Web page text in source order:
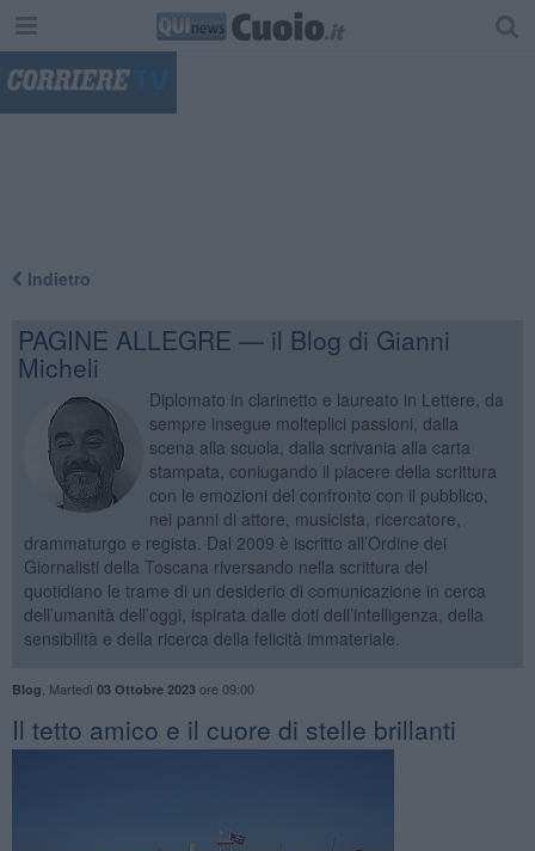
Indietro
PAGINE ALLEGRE — il Blog di Gianni
Micheli
Diplomato in clarinetto e laureato in Lettere, da
sempre insegue molteplici passioni, dalla
scena alla scuola, dalla scrivania alla carta
stampata, coniugando il piacere della scrittura
con le emozioni del confronto con il pubblico,
nei panni di attore, musicista, ricercatore,
drammaturgo e regista. Dal 2009 è iscritto all’Ordine dei
Giornalisti della Toscana riversando nella scrittura del
quotidiano le trame di un desiderio di comunicazione in cerca
dell’umanità dell’oggi, ispirata dalle doti dell’intelligenza, della
sensibilità e della ricerca della felicità immateriale.
Blog Martedì 03 Ottobre 2023ore 09:00
​Il tetto amico e il cuore di stelle brillanti